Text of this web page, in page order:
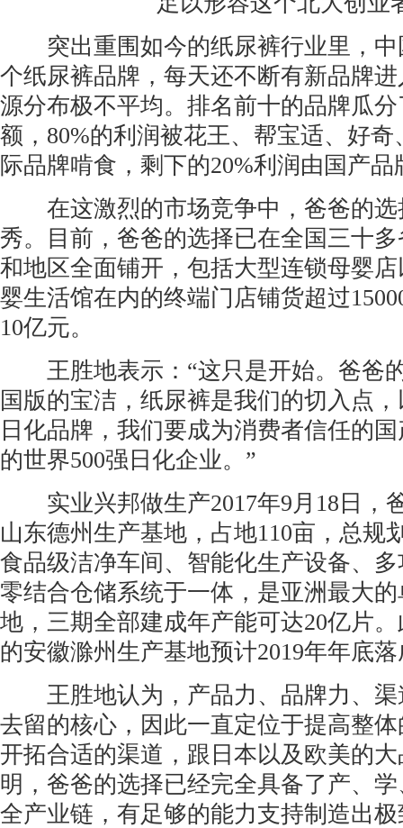
突出重围如今的纸尿裤行业里，中
个纸尿裤品牌，每天还不断有新品牌
源分布极不平均。排名前十的品牌瓜
额，80%的利润被花王、帮宝适、好
际品牌啃食，剩下的20%利润由国产品
在这激烈的市场竞争中，爸爸的选
秀。目前，爸爸的选择已在全国三十
和地区全面铺开，包括大型连锁母婴
婴生活馆在内的终端门店铺货超过
10亿元。
王胜地表示：“这只是开始。爸爸
国版的宝洁，纸尿裤是我们的切入点
日化品牌，我们要成为消费者信任的
的世界500强日化企业。”
实业兴邦做生产2017年9月18日，
山东德州生产基地，占地110亩，总规
食品级洁净车间、智能化生产设备、
零结合仓储系统于一体，是亚洲最大
地，三期全部建成年产能可达20亿片
的安徽滁州生产基地预计2019年年底
王胜地认为，产品力、品牌力、渠
去留的核心，因此一直定位于提高整
开拓合适的渠道，跟日本以及欧美的
明，爸爸的选择已经完全具备了产、
全产业链，有足够的能力支持制造出